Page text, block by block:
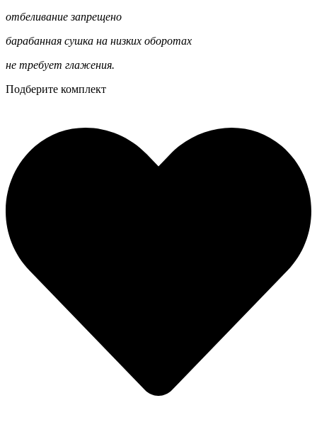
отбеливание запрещено
барабанная сушка на низких оборотах
не требует глажения.
Подберите комплект